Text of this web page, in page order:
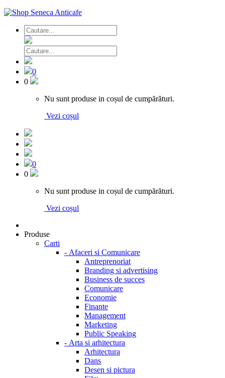
0
0
Nu sunt produse in coșul de cumpărături.
Vezi coșul
0
0
Nu sunt produse in coșul de cumpărături.
Vezi coșul
Produse
Carti
- Afaceri si Comunicare
Antreprenoriat
Branding si advertising
Business de succes
Comunicare
Economie
Finante
Management
Marketing
Public Speaking
- Arta si arhitectura
Arhitectura
Dans
Desen si pictura